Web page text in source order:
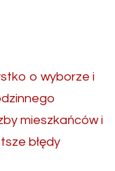
o wyborze i
mieszkańców i
błędy